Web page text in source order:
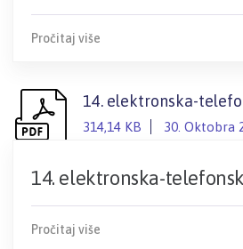
Pročitaj više
14. elektronska-
314,14 KB 30. Oktobra
14. elektronska-
Pročitaj više